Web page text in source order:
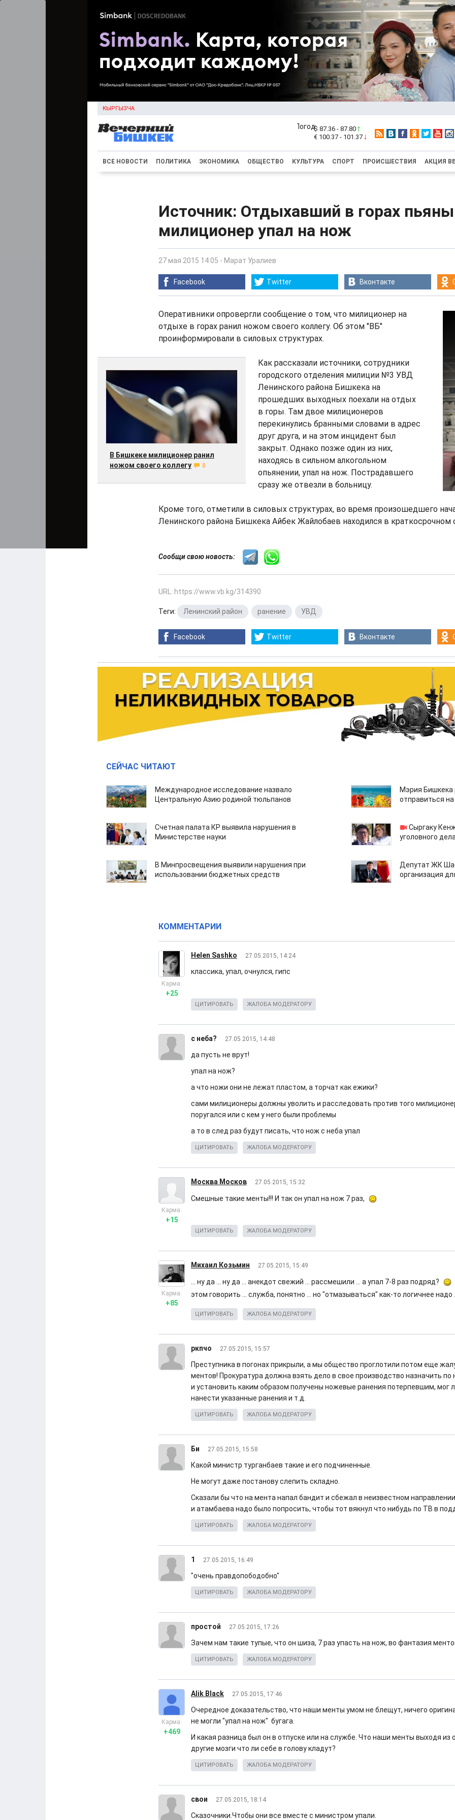
КЫРГЫЗЧА
$ 87.36 - 87.80
€ 100.37 - 101.37
ВСЕ НОВОСТИ ПОЛИТИКА ЭКОНОМИКА ОБЩЕСТВО КУЛЬТУРА СПОРТ ПРОИСШЕСТВИЯ АКЦИЯ
Источник: Отдыхавший в горах
милиционер упал на нож
27 мая 2015 14:05 - Марат Уралиев
Facebook Twitter Вконтакте
Оперативники опровергли сообщение о том, что милиционер на
отдыхе в горах ранил ножом своего коллегу. Об этом "ВБ"
проинформировали в силовых структурах.
В Бишкеке милиционер ранил
ножом своего коллегу
8
Как рассказали источники, сотрудники
городского отделения милиции №3 УВД
Ленинского района Бишкека на
прошедших выходных поехали на отдых
в горы. Там двое милиционеров
перекинулись бранными словами в адрес
друг друга, и на этом инцидент был
закрыт. Однако позже один из них,
находясь в сильном алкогольном
опьянении, упал на нож. Пострадавшего
сразу же отвезли в больницу.
Кроме того, отметили в силовых структурах, во время произошедшего
Ленинского района Бишкека Айбек Жайлобаев находился в краткосрочном
Сообщи свою новость:
URL: https://www.vb.kg/314390
Теги: Ленинский район ранение УВД
Facebook Twitter Вконтакте
СЕЙЧАС ЧИТАЮТ
Международное исследование назвало
Центральную Азию родиной тюльпанов
Мэрия Бишкека
отправиться
Счетная палата КР выявила нарушения в
Министерстве науки
Сыргаку
уголовного
В Минпросвещения выявили нарушения при
использовании бюджетных средств
Депутат ЖК
организация
КОММЕНТАРИИ
Helen Sashko 27.05.2015, 14:24
Карма:
+25
классика, упал, очнулся, гипс
ЦИТИРОВАТЬ ЖАЛОБА МОДЕРАТОРУ
с неба? 27.05.2015, 14:48
да пусть не врут!
упал на нож?
а что ножи они не лежат пластом, а торчат как ежики?
сами милиционеры должны уволить и расследовать против того
поругался или с кем у него были проблемы
а то в след раз будут писать, что нож с неба упал
ЦИТИРОВАТЬ ЖАЛОБА МОДЕРАТОРУ
Москва Москов 27.05.2015, 15:32
Карма:
+15
Смешные такие менты!!! И так он упал на нож 7 раз,
ЦИТИРОВАТЬ ЖАЛОБА МОДЕРАТОРУ
Михаил Козьмин 27.05.2015, 15:49
Карма:
+85
... ну да ... ну да ... анекдот свежий ... рассмешили ... а упал 7-8 раз подряд?
этом говорить ... служба, понятно ... но "отмазываться" как-то логичнее надо
ЦИТИРОВАТЬ ЖАЛОБА МОДЕРАТОРУ
ркпчо 27.05.2015, 15:57
Преступника в погонах прикрыли, а мы общество проглотили потом еще
ментов! Прокуратура должна взять дело в свое производство назначить по
и установить каким образом получены ножевые ранения потерпевшим, мог
нанести указанные ранения и т.д.
ЦИТИРОВАТЬ ЖАЛОБА МОДЕРАТОРУ
Би 27.05.2015, 15:58
Какой министр турганбаев такие и его подчиненные.
Не могут даже постанову слепить складно.
Сказали бы что на мента напал бандит и сбежал в неизвестном
и атамбаева надо было попросить, чтобы тот вякнул что нибудь по ТВ в
ЦИТИРОВАТЬ ЖАЛОБА МОДЕРАТОРУ
1 27.05.2015, 16:49
"очень правдопободобно"
ЦИТИРОВАТЬ ЖАЛОБА МОДЕРАТОРУ
простой 27.05.2015, 17:26
Зачем нам такие тупые, что он шиза, 7 раз упасть на нож, во фантазия
ЦИТИРОВАТЬ ЖАЛОБА МОДЕРАТОРУ
Alik Black 27.05.2015, 17:46
Карма:
+469
Очередное доказательство, что наши менты умом не блещут, ничего
не могли "упал на нож" бугага.
И какая разница был он в отпуске или на службе. Что наши менты выходя из
другие мозги что ли себе в голову кладут?
ЦИТИРОВАТЬ ЖАЛОБА МОДЕРАТОРУ
свои 27.05.2015, 18:14
Сказочники.Чтобы они все вместе с министром упали.